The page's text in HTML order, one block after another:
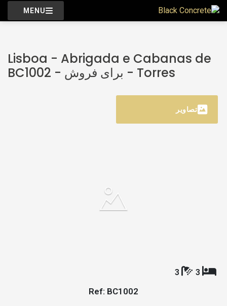
MENU
Lisboa - Abrigada e Cabanas de
Torres - برای فروش - BC1002
تصاویر
Ref: BC1002